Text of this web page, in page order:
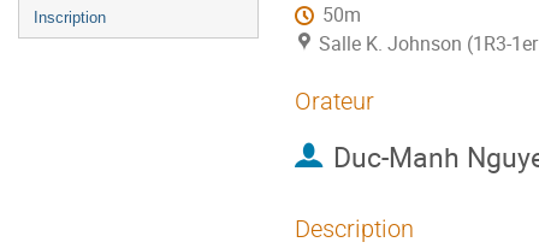
Inscription
50m
Salle K. Johnson (1R3-
Orateur
Duc-Manh
Description